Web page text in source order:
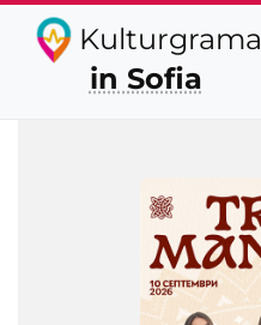
Kulturgrama
in Sofia